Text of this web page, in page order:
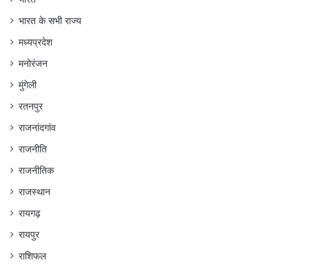
भारत के सभी राज्य
मध्यप्रदेश
मनोरंजन
मुंगेली
रतनपुर
राजनांदगांव
राजनीति
राजनीतिक
राजस्थान
रायगढ़
रायपुर
राशिफल